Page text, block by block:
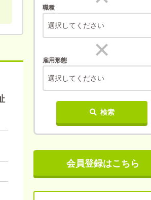
職種
選択してください
雇用形態
選択してください
検索
会員登録はこちら